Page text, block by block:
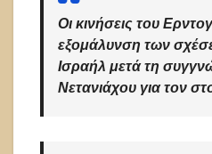
Οι κινήσεις του
εξομάλυνση των
Ισραήλ μετά τη
Νετανιάχου για τον